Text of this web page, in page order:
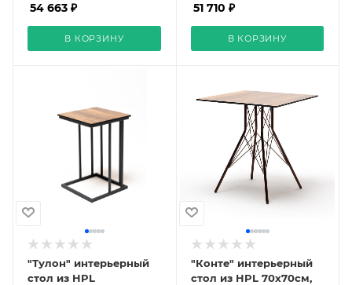
54 663 ₽
В КОРЗИНУ
51 710 ₽
В КОРЗИНУ
"Тулон" интерьерный
стол из HPL
"Конте" интерьерный
стол из HPL 70x70см,